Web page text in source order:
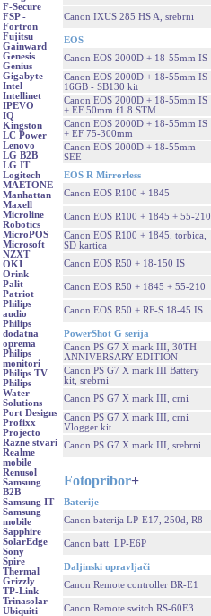
F-Secure
FSP -
Fortron
Fujitsu
Gainward
Genesis
Genius
Gigabyte
Intel
Intellinet
IPEVO
IQ
Kingston
LC Power
Lenovo
LG B2B
LG IT
Logitech
MAETONE
Manhattan
Maxell
Microline
Robotics
MicroPOS
Microsoft
NZXT
OKI
Orink
Palit
Patriot
Philips
audio
Philips
dodatna
oprema
Philips
monitori
Philips TV
Philips
Water
Solutions
Port Designs
Profixx
Projecto
Razne stvari
Realme
mobile
Renusol
Samsung
B2B
Samsung IT
Samsung
mobile
Sapphire
SolarEdge
Sony
Spire
Thermal
Grizzly
TP-Link
Trinasolar
Ubiquiti
Canon IXUS 285 HS A, srebrni
EOS
Canon EOS 2000D + 18-55mm IS
Canon EOS 2000D + 18-55mm IS
16GB - SB130 kit
Canon EOS 2000D + 18-55mm IS
+ EF 50mm f1.8 STM
Canon EOS 2000D + 18-55mm IS
+ EF 75-300mm
Canon EOS 2000D + 18-55mm
SEE
EOS R Mirrorless
Canon EOS R100 + 1845
Canon EOS R100 + 1845 + 55-210
Canon EOS R100 + 1845, torbica,
SD kartica
Canon EOS R50 + 18-150 IS
Canon EOS R50 + 1845 + 55-210
Canon EOS R50 + RF-S 18-45 IS
PowerShot G serija
Canon PS G7 X mark III, 30TH
ANNIVERSARY EDITION
Canon PS G7 X mark III Battery
kit, srebrni
Canon PS G7 X mark III, crni
Canon PS G7 X mark III, crni
Vlogger kit
Canon PS G7 X mark III, srebrni
Fotopribor+
Baterije
Canon baterija LP-E17, 250d, R8
Canon batt. LP-E6P
Daljinski upravljači
Canon Remote controller BR-E1
Canon Remote switch RS-60E3